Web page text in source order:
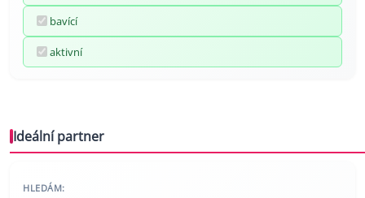
bavící
aktivní
Ideální partner
HLEDÁM: